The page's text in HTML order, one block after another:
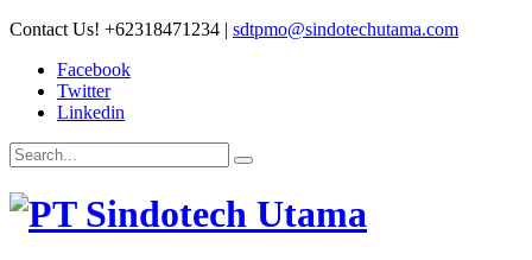
Contact Us! +62318471234 | sdtpmo@sindotechutama.com
Facebook
Twitter
Linkedin